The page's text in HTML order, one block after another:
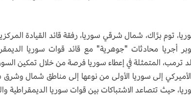
توم برَّاك، شمال شرقي سوريا، رفقة قائد القيادة
أجريا محادثات "جوهرية" مع قائد قوات سوريا
ترمب، المتمثلة في إعطاء سوريا فرصة من خلال تمكين
إلى سوريا الأولى من نوعها إلى مناطق شمال
حيث تتصاعد الاشتباكات بين قوات سوريا